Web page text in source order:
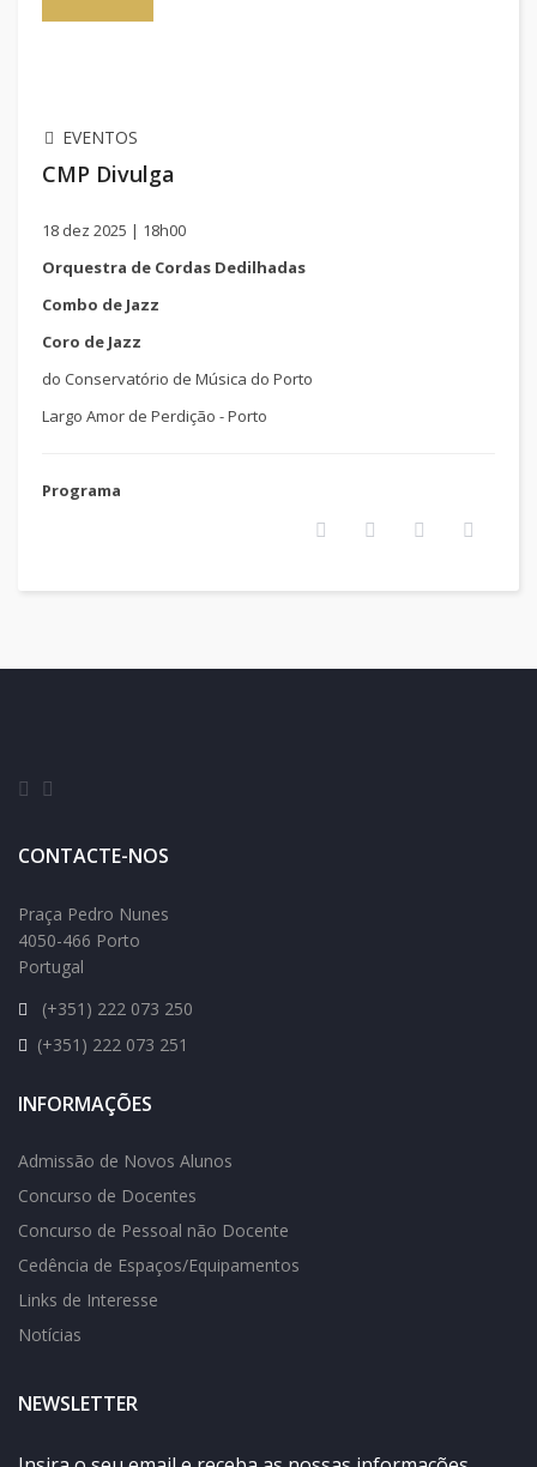
EVENTOS
CMP Divulga
18 dez 2025 | 18h00
Orquestra de Cordas Dedilhadas
Combo de Jazz
Coro de Jazz
do Conservatório de Música do Porto
Largo Amor de Perdição - Porto
Programa
CONTACTE-NOS
Praça Pedro Nunes
4050-466 Porto
Portugal
(+351) 222 073 250
(+351) 222 073 251
INFORMAÇÕES
Admissão de Novos Alunos
Concurso de Docentes
Concurso de Pessoal não Docente
Cedência de Espaços/Equipamentos
Links de Interesse
Notícias
NEWSLETTER